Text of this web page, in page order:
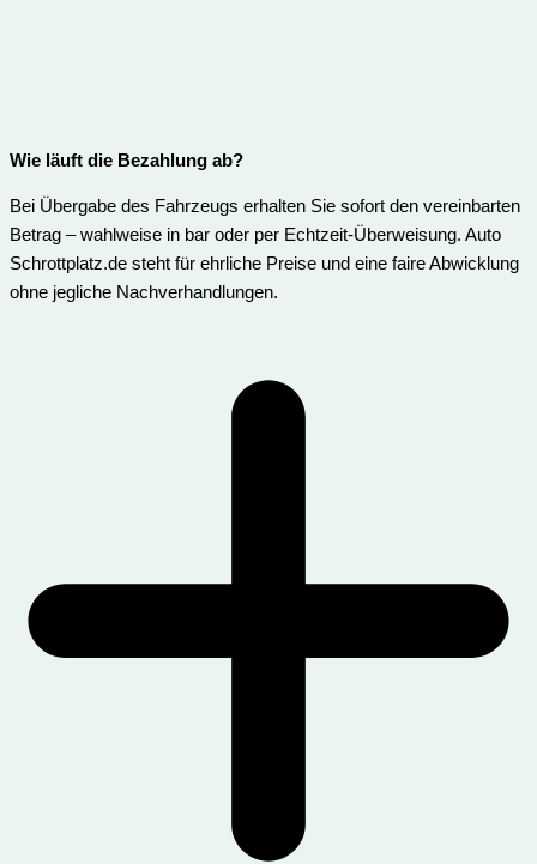
Wie läuft die Bezahlung ab?
Bei Übergabe des Fahrzeugs erhalten Sie sofort den vereinbarten
Betrag – wahlweise in bar oder per Echtzeit-Überweisung. Auto
Schrottplatz.de steht für ehrliche Preise und eine faire Abwicklung
ohne jegliche Nachverhandlungen.